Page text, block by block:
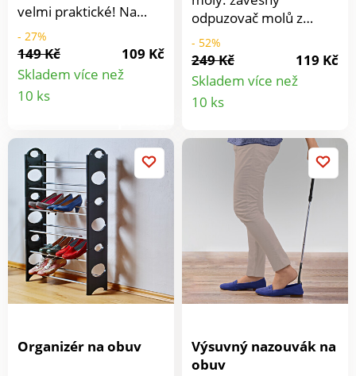
velmi praktické! Na
tomto multifunkčním
věšáku je všechno
promyšleno do
posledního detailu.
Zavěsíte si sem: tašky,
atd.
- 27%
149 Kč
109 Kč
Skladem více než
10 ks
odpuzovač molů z
cedrového dřeva do
Vašeho šatníku. Vůně
červeného cedru moly
odpuzuje a chrání Vaše
oblečení.
- 52%
249 Kč
119 Kč
Skladem více než
10 ks
Organizér na obuv
Výsuvný nazouvák na
obuv